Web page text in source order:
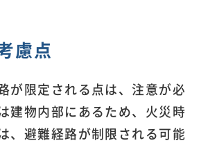
慮点
が限定される点は、注意が必
建物内部にあるため、火災時
、避難経路が制限される可能